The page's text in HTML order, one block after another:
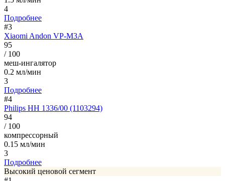
4
Подробнее
#3
Xiaomi Andon VP-M3A
95
/ 100
меш-ингалятор
0.2 мл/мин
3
Подробнее
#4
Philips HH 1336/00 (1103294)
94
/ 100
компрессорный
0.15 мл/мин
3
Подробнее
Высокий ценовой сегмент